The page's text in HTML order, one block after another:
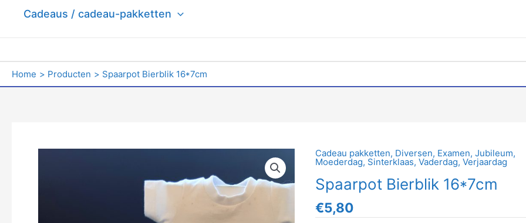
Cadeaus / cadeau-pakketten
Home Producten Spaarpot Bierblik 16*7cm
Cadeau pakketten, Diversen, Examen,Jubileum,
Moederdag, Sinterklaas,Vaderdag,Verjaardag
Spaarpot Bierblik 16*7cm
€5,80